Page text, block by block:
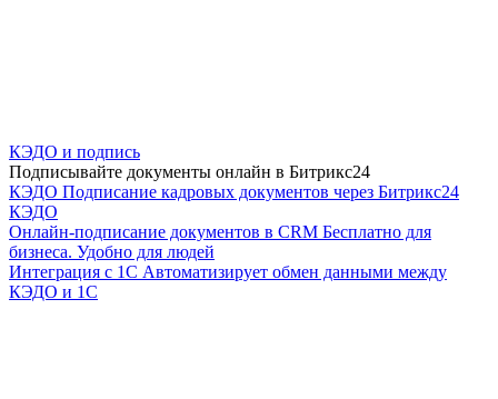
КЭДО и подпись
Подписывайте документы онлайн в Битрикс24
КЭДО Подписание кадровых документов через Битрикс24
КЭДО
Онлайн-подписание документов в CRM Бесплатно для
бизнеса. Удобно для людей
Интеграция с 1С Автоматизирует обмен данными между
КЭДО и 1С